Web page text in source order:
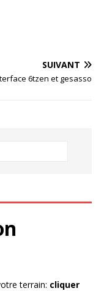
SUIVANT
6tzen et gesasso
terrain: cliquer